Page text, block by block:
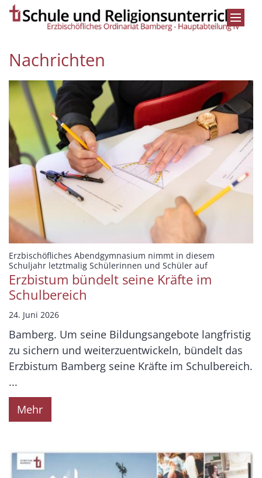
Zum Inhalt springen
Nachrichten
Erzbischöfliches Abendgymnasium nimmt in diesem
Schuljahr letztmalig Schülerinnen und Schüler auf:
Erzbistum bündelt seine Kräfte im
Schulbereich
24. Juni 2026
Bamberg. Um seine Bildungsangebote langfristig
zu sichern und weiterzuentwickeln, bündelt das
Erzbistum Bamberg seine Kräfte im Schulbereich.
...
Mehr